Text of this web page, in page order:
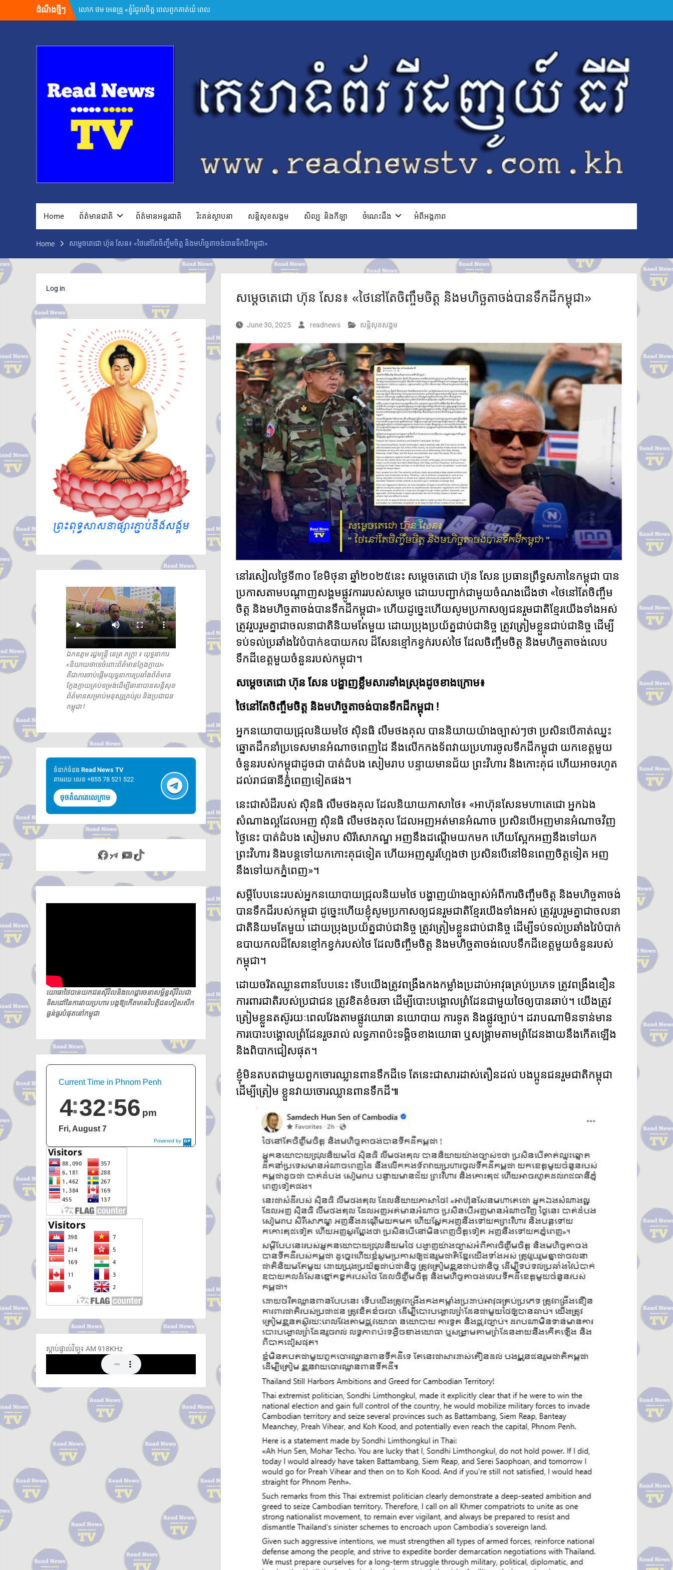
ដំណឹងថ្មីៗ
អ្នកនាំពាក្យក្រសួងព័ត៌មាន៖ គេហទំព័រមន្ទីរព័ត៌មាន
រាជធានី-ខេត្ត ត្រូវក្លាយជាច្រកផ្តល់ព័ត៌មានផ្លូវការដ៏
អភិវឌ្ឍន៍ បន្តចូលរួមលើកកម្ពស់អភិវឌ្ឍន៍ជាតិ
ឯកឧត្តម ស៊ុន ចាន់ថុល បញ្ជាក់ថា អត្រាពន្ធថ្មីចំនួន
១០% ដែលសហរដ្ឋអាមេរិកដាក់លើកម្ពុជា មិនមែនយក
ទៅបូកបន្ថែមលើអត្រា ១៩% នោះទេ
លោក ហ្សេលេនស្គី អះអាងថា រុស្ស៊ីគ្រោងនាំទាហានកូរ៉េ
ខាងជើង ៣០,០០០នាក់បន្ថែម មកចូលរួមក្នុងសង្គ្រាម
ក្នុងរយៈពេល១ឆ្នាំ សំណុំរឿងឆបោកតាម
ប្រព័ន្ធច្ចេកវិទ្យា២៦៨ករណីត្រូវបញ្ជូនទៅតុលាការ និង
សន្តិសុខ
ក្រសួងអប់រំ យុវជន និងកីឡា ប្រកាសព័ត៌មានពីការ
ប្រឡងសញ្ញាបត្រមធ្យមសិក្សាទុតិយភូមិ សម័យ
ប្រឡង សរុប១៥១,២៣៨នាក់ ស្រី៨៤,៧៣៥នាក់
ក្រុមអ្នកសង្កេតការណ៍អាស៊ាន ចុះពិនិត្យស្ថានភាពជាក់
លោកជំទាវបណ្ឌិត ពេជ ចន្ទមុន្នី ហ៊ុនម៉ាណែត អញ្ជើញ
ប្រគល់ផ្ទះថ្មី ៣ខ្នង ជូនក្រុមគ្រួសារវីរកងទ័ពពលីនៅ
ក្រសួងបរិស្ថាន ស្នើឱ្យរដ្ឋបាលរាជធានី-ខេត្ត អនុវត្ត
ច្បាប់តឹងរ៉ឹងលើការហាមនាំចូលសំណល់អាគុយ និង
បរិក្ខារអេឡិចត្រូនិកប្រើប្រាស់រួច
អាជ្ញាធរខេត្តបន្ទាយមានជ័យ រៀបចំការចាប់ឆ្នោត
ជ្រើសរើសតូបលក់ដូរ សម្រាប់អាជីវករភៀសសឹក នៅ
ភូមិរង់ចាំ ជំហានដំបូងប្រមាណ៣០០តូប
លោក ទូច សុឃៈ បញ្ជាក់ថា៖ យុវតីសិង្ហបុរី មក កម្ពុជា
ដោយសារបញ្ហាគ្រួសារ មិនមែនជាករណីជួញដូរមនុស្ស
លោក ថម អេនឌ្រូ «ខ្ញុំរំជួលចិត្ត ពេលពួកគាត់យំ ពេល
និយាយមកកាន់ខ្ញុំ ពួកគាត់មិនអាចទៅផ្ទះវិញ
ដោយសារថៃគ្រប់គ្រង ពួកគាត់សមនឹងត្រឡប់ទៅផ្ទះ
វិញ»
Home ព័ត៌មានជាតិ ព័ត៌មានអន្តរជាតិ រិះគន់ស្ថាបនា សន្តិសុខសង្គម សិល្បៈ និងកីឡា ចំណេះដឹង អំពីអង្គភាព
Home សម្តេចតេជោ ហ៊ុន សែន៖ «ថៃនៅតែចិញ្ចឹមចិត្ត និងមហិច្ឆតាចង់បានទឹកដីកម្ពុជា»
សម្តេចតេជោ ហ៊ុន សែន៖ «ថៃនៅតែចិញ្ចឹមចិត្ត និងមហិច្ឆតាចង់បានទឹកដីកម្ពុជា»
June 30, 2025 readnews សន្តិសុខសង្គម
នៅរសៀលថ្ងៃទី៣០ ខែមិថុនា ឆ្នាំ២០២៥នេះ សម្តេចតេជោ ហ៊ុន សែន ប្រធានព្រឹទ្ធសភានៃកម្ពុជា បាន
ប្រកាសតាមបណ្តាញសង្គមផ្លូវការរបស់សម្តេច ដោយបញ្ជាក់ជាមួយចំណងជើងថា «ថៃនៅតែចិញ្ចឹម
ចិត្ត និងមហិច្ចតាចង់បានទឹកដីកម្ពុជា» ហើយដូច្នេះហើយសូមប្រកាសឲ្យជនរួមជាតិខ្មែរយើងទាំងអស់
ត្រូវរួបរួមគ្នាជាចលនាជាតិនិយមតែមួយ ដោយប្រុងប្រយ័ត្នជាប់ជានិច្ច ត្រូវត្រៀមខ្លួនជាប់ជានិច្ច ដើម្បី
ទប់ទល់ប្រឆាំងវៃបំបាក់ឧបាយកល ដ៏សែនខ្មៅកខ្វក់របស់ថៃ ដែលចិញ្ចឹមចិត្ត និងមហិច្ចតាចង់លេប
ទឹកដីខេត្តមួយចំនួនរបស់កម្ពុជា។
សម្តេចតេជោ ហ៊ុន សែន បង្ហាញខ្លឹមសារទាំងស្រុងដូចខាងក្រោម៖
ថៃនៅតែចិញ្ចឹមចិត្ត និងមហិច្ចតាចង់បានទឹកដីកម្ពុជា !
អ្នកនយោបាយជ្រុលនិយមថៃ សុិនធិ លឹមថងគុល បាននិយាយយ៉ាងច្បាស់ៗថា ប្រសិនបើគាត់ឈ្នះ
ឆ្នោតដឹកនាំប្រទេសមានអំណាចពេញដៃ នឹងលើកកងទ័ពវាយប្រហារចូលទឹកដីកម្ពុជា យកខេត្តមួយ
ចំនួនរបស់កម្ពុជាដូចជា បាត់ដំបង សៀមរាប បន្ទាយមានជ័យ ព្រះវិហារ និងកោះគុជ ហើយអាចរហូត
ដល់រាជធានីភ្នំពេញទៀតផង។
នេះជាសំដីរបស់ ស៊ិនធិ លឹមថងគុល ដែលនិយាយភាសាថៃ៖ «អាហ៊ុនសែនមហាតេជោ អ្នកឯង
សំណាងល្អដែលអញ ស៊ិនធិ លឹមថងគុល ដែលអញអត់មានអំណាច ប្រសិនបើអញមានអំណាចវិញ
ថ្ងៃនេះ បាត់ដំបង សៀមរាប សិរីសោភណ្ឌ អញនឹងដណ្តើមយកមក ហើយស្អែកអញនឹងទៅយក
ព្រះវិហារ និងបន្តទៅយកកោះគុជទៀត ហើយអញសួរហ្អែងថា ប្រសិនបើនៅមិនពេញចិត្តទៀត អញ
នឹងទៅយកភ្នំពេញ»។
សម្តីបែបនេះរបស់អ្នកនយោបាយជ្រុលនិយមថៃ បង្ហាញយ៉ាងច្បាស់អំពីការចិញ្ចឹមចិត្ត និងមហិច្ចតាចង់
បានទឹកដីរបស់កម្ពុជា ដូច្នេះហើយខ្ញុំសូមប្រកាសឲ្យជនរួមជាតិខ្មែរយើងទាំងអស់ ត្រូវរួបរួមគ្នាជាចលនា
ជាតិនិយមតែមួយ ដោយប្រុងប្រយ័ត្នជាប់ជានិច្ច ត្រូវត្រៀមខ្លួនជាប់ជានិច្ច ដើម្បីទប់ទល់ប្រឆាំងវៃបំបាក់
ឧបាយកលដ៏សែនខ្មៅកខ្វក់របស់ថៃ ដែលចិញ្ចឹមចិត្ត និងមហិច្ចតាចង់លេបទឹកដីខេត្តមួយចំនួនរបស់
កម្ពុជា។
ដោយចរិតឈ្លានពានបែបនេះ ទើបយើងត្រូវពង្រឹងកងកម្លាំងប្រដាប់អាវុធគ្រប់ប្រភេទ ត្រូវពង្រឹងខឿន
ការពារជាតិរបស់ប្រជាជន ត្រូវខិតខំចរចា ដើម្បីបោះបង្គោលព្រំដែនជាមួយថៃឲ្យបានឆាប់។ យើងត្រូវ
ត្រៀមខ្លួនតស៊ូរយៈពេលវែងតាមផ្លូវយោធា នយោបាយ ការទូត និងផ្លូវច្បាប់។ ដរាបណាមិនទាន់មាន
ការបោះបង្គោលព្រំដែនរួចរាល់ លទ្ធភាពប៉ះទង្គិចខាងយោធា ឬសង្គ្រាមតាមព្រំដែនងាយនឹងកើតឡើង
និងពិបាកជៀសផុត។
ខ្ញុំមិនតបតជាមួយពួកចោរឈ្លានពានទឹកដីទេ តែនេះជាសារដាស់តឿនដល់ បងប្អូនជនរួមជាតិកម្ពុជា
ដើម្បីត្រៀម ខ្លួនវាយចោរឈ្លានពានទឹកដី៕
Log in
ឯកឧត្តម រដ្ឋមន្ត្រី នេត្រ ភក្រ្តា ៖ យុទ្ធនាការ
«និយាយថាទេចំពោះព័ត៌មានក្លែងក្លាយ»
គឺជាការចាប់ផ្តើមយុទ្ធនាការប្រឆាំងព័ត៌មាន
ក្លែងក្លាយគ្រប់ទម្រង់ដើម្បីធានាបានសន្តិសុខ
ព័ត៌មានសម្រាប់មនុស្សគ្រប់រូប និងប្រជាជន
កម្ពុជា !
ទំនាក់ទំនង​​ Read News TV
តាមរយៈលេខ +855 78 521 522
ចុចតំណតេលេក្រាម
Facebook
Telegram
YouTube
TikTok
យោធាថៃបានយកជនស៊ីវិលនិងហេដ្ឋារចនាសម្ព័ន្ធស៊ីវិលជា
ទិសដៅនៃការវាយប្រហារ បង្កឱ្យកើតមានវិបត្តិជនភៀសសឹក
ធ្ងន់ធ្ងរបំផុតនៅកម្ពុជា
Powered by
DaysPedia.c
Current Time in Phnom Penh
4 32 57 pm
Fri, August 7
ស្តាប់ផ្ទាល់វិទ្យុ៖ ​AM 918KHz